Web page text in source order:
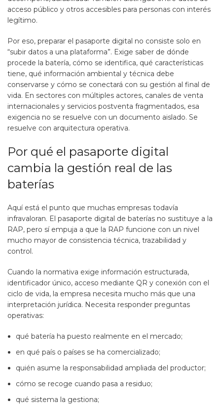
acceso público y otros accesibles para personas con interés
legítimo.
Por eso, preparar el pasaporte digital no consiste solo en
“subir datos a una plataforma”. Exige saber de dónde
procede la batería, cómo se identifica, qué características
tiene, qué información ambiental y técnica debe
conservarse y cómo se conectará con su gestión al final de
vida. En sectores con múltiples actores, canales de venta
internacionales y servicios postventa fragmentados, esa
exigencia no se resuelve con un documento aislado. Se
resuelve con arquitectura operativa.
Por qué el pasaporte digital
cambia la gestión real de las
baterías
Aquí está el punto que muchas empresas todavía
infravaloran. El pasaporte digital de baterías no sustituye a la
RAP, pero sí empuja a que la RAP funcione con un nivel
mucho mayor de consistencia técnica, trazabilidad y
control.
Cuando la normativa exige información estructurada,
identificador único, acceso mediante QR y conexión con el
ciclo de vida, la empresa necesita mucho más que una
interpretación jurídica. Necesita responder preguntas
operativas:
qué batería ha puesto realmente en el mercado;
en qué país o países se ha comercializado;
quién asume la responsabilidad ampliada del productor;
cómo se recoge cuando pasa a residuo;
qué sistema la gestiona;